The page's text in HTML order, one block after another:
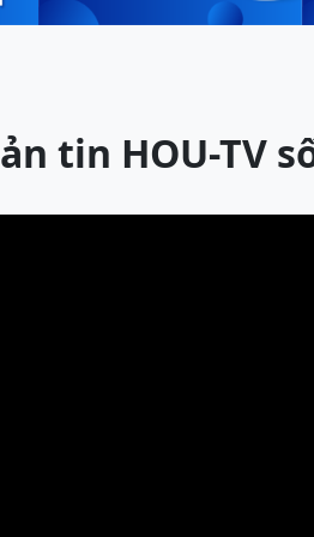
tin HOU-TV